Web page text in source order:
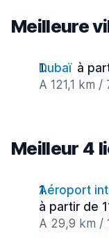
Meilleure
Dubaï à
A 121,1 km /
Meilleur 4
Aéroport
à partir de
A 29,9 km /